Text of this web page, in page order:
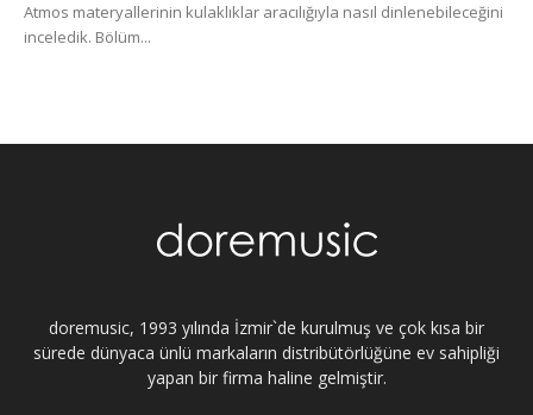
Atmos materyallerinin kulaklıklar aracılığıyla nasıl dinlenebileceğini
inceledik. Bölüm...
doremusic, 1993 yılında İzmir`de kurulmuş ve çok kısa bir
sürede dünyaca ünlü markaların distribütörlüğüne ev sahipliği
yapan bir firma haline gelmiştir.